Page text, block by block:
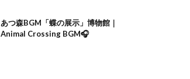
あつ森BGM「蝶の展示」博物館｜
Animal Crossing BGM🎧